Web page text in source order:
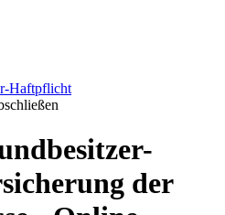
Haftpflicht
der